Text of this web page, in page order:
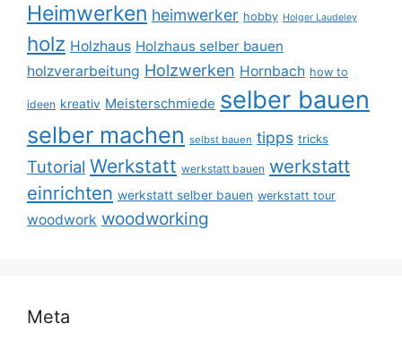
Heimwerken heimwerker hobby Holger Laudeley
holz Holzhaus Holzhaus selber bauen
holzverarbeitung Holzwerken Hornbach how to
ideen kreativ Meisterschmiede selber bauen
selber machen selbst bauen tipps tricks
Tutorial Werkstatt werkstatt bauen werkstatt
einrichten werkstatt selber bauen werkstatt tour
woodwork woodworking
Meta